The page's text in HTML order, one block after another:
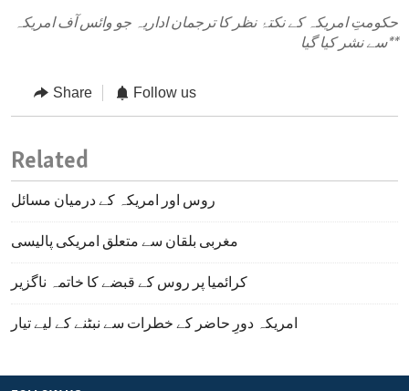
حکومتِ امریکہ کے نکتۂ نظر کا ترجمان اداریہ جو وائس آف امریکہ
سے نشر کیا گیا**
Share Follow us
Related
روس اور امریکہ کے درمیان مسائل
مغربی بلقان سے متعلق امریکی پالیسی
کرائمیا پر روس کے قبضے کا خاتمہ ناگزیر
امریکہ دورِ حاضر کے خطرات سے نبٹنے کے لیے تیار